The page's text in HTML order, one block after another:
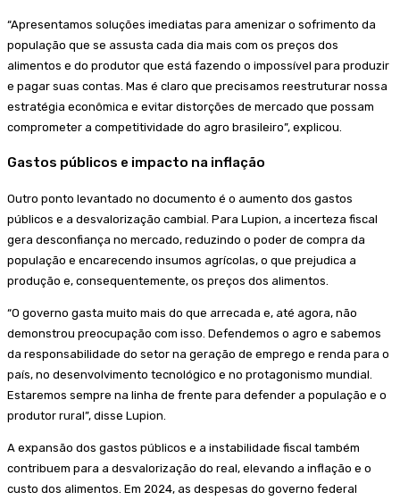
“Apresentamos soluções imediatas para amenizar o sofrimento da
população que se assusta cada dia mais com os preços dos
alimentos e do produtor que está fazendo o impossível para produzir
e pagar suas contas. Mas é claro que precisamos reestruturar nossa
estratégia econômica e evitar distorções de mercado que possam
comprometer a competitividade do agro brasileiro”, explicou.
Gastos públicos e impacto na inflação
Outro ponto levantado no documento é o aumento dos gastos
públicos e a desvalorização cambial. Para Lupion, a incerteza fiscal
gera desconfiança no mercado, reduzindo o poder de compra da
população e encarecendo insumos agrícolas, o que prejudica a
produção e, consequentemente, os preços dos alimentos.
“O governo gasta muito mais do que arrecada e, até agora, não
demonstrou preocupação com isso. Defendemos o agro e sabemos
da responsabilidade do setor na geração de emprego e renda para o
país, no desenvolvimento tecnológico e no protagonismo mundial.
Estaremos sempre na linha de frente para defender a população e o
produtor rural”, disse Lupion.
A expansão dos gastos públicos e a instabilidade fiscal também
contribuem para a desvalorização do real, elevando a inflação e o
custo dos alimentos. Em 2024, as despesas do governo federal